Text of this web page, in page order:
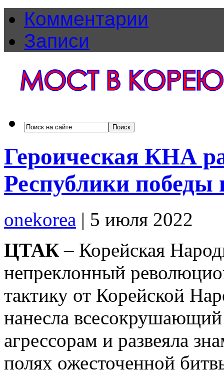
Комментарии
Записи
Героическая КНА
Республики
onekorea | 5 июля 2022
ЦТАК – Корейская
непреклонный
тактику от Корейской
нанесла
агрессорам и развеяла
полях ожесточенной